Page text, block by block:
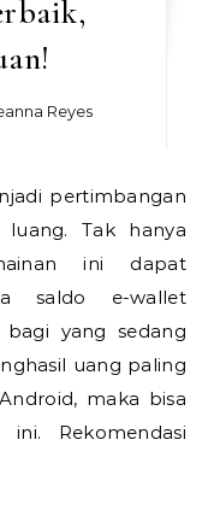
Reyes
Tak hanya
ini dapat
saldo e-wallet
yang sedang
uang paling
maka bisa
Rekomendasi